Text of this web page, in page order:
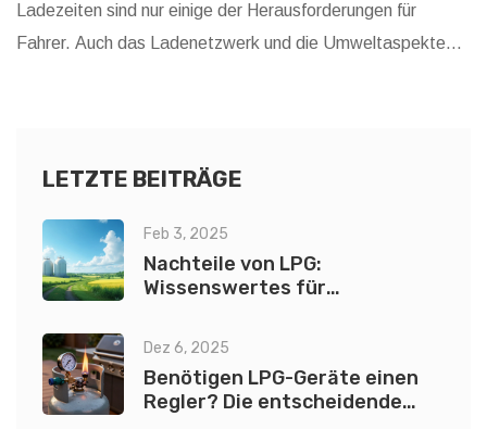
Ladezeiten sind nur einige der Herausforderungen für
Fahrer. Auch das Ladenetzwerk und die Umweltaspekte
LETZTE BEITRÄGE
Feb 3, 2025
Nachteile von LPG:
Wissenswertes für
Dez 6, 2025
Benötigen LPG-Geräte einen
Regler? Die entscheidende